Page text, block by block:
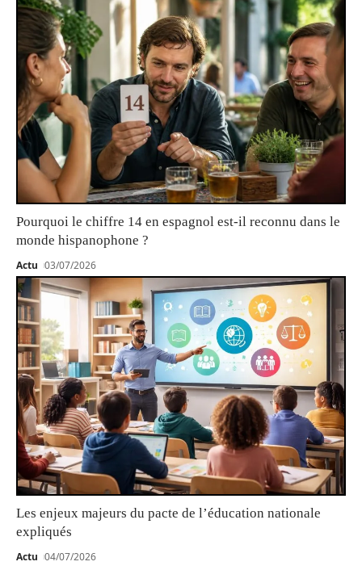
Pourquoi le chiffre 14 en espagnol est-il reconnu dans le
monde hispanophone ?
Actu 03/07/2026
Les enjeux majeurs du pacte de l’éducation nationale
expliqués
Actu 04/07/2026